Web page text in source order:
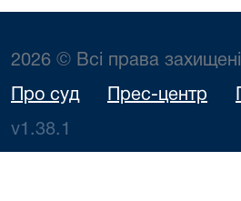
2026 © Всі права захищені
Про суд Прес-центр
v1.38.1